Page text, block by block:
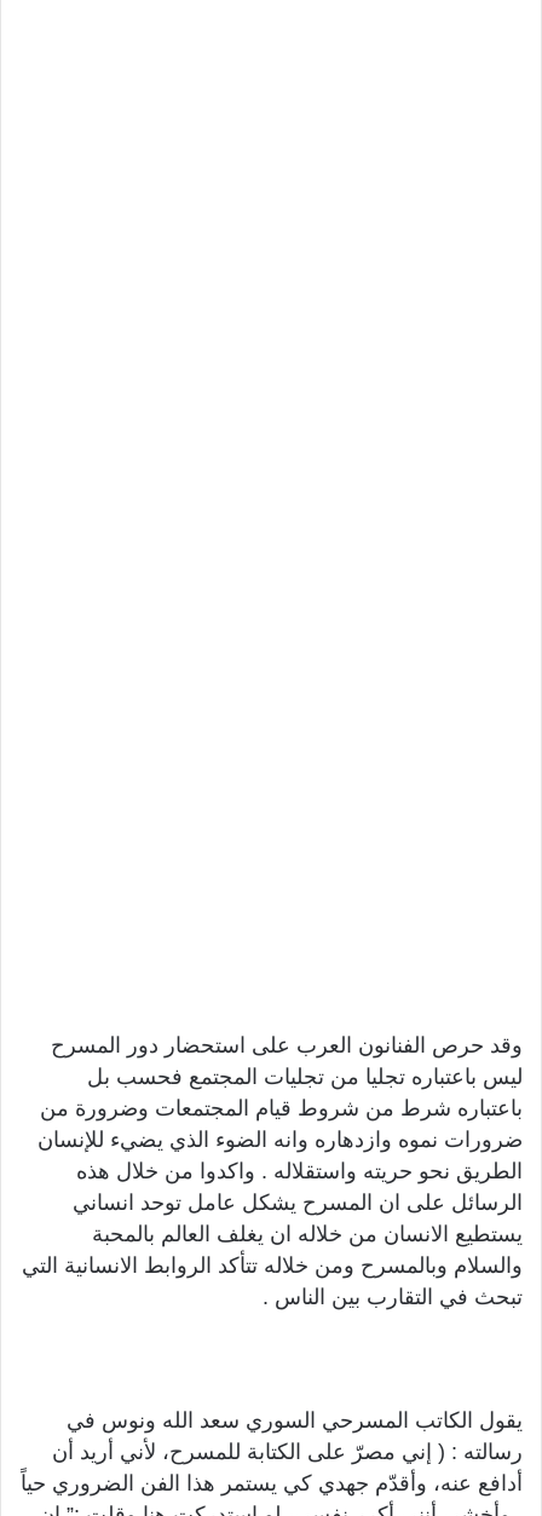
وقد حرص الفنانون العرب على استحضار دور المسرح
ليس باعتباره تجليا من تجليات المجتمع فحسب بل
باعتباره شرط من شروط قيام المجتمعات وضرورة من
ضرورات نموه وازدهاره وانه الضوء الذي يضيء للإنسان
الطريق نحو حريته واستقلاله . واكدوا من خلال هذه
الرسائل على ان المسرح يشكل عامل توحد انساني
يستطيع الانسان من خلاله ان يغلف العالم بالمحبة
والسلام وبالمسرح ومن خلاله تتأكد الروابط الانسانية التي
تبحث في التقارب بين الناس .
يقول الكاتب المسرحي السوري سعد الله ونوس في
رسالته : ( إني مصرّ على الكتابة للمسرح، لأني أريد أن
أدافع عنه، وأقدّم جهدي كي يستمر هذا الفن الضروري حياً